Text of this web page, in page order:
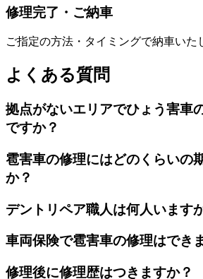
修理完了・ご納車
ご指定の方法・タイミングで納車いた
よくある質問
拠点がないエリアでひょう害車
ですか？
雹害車の修理にはどのくらいの
か？
デントリペア職人は何人います
車両保険で雹害車の修理はでき
修理後に修理歴はつきますか？